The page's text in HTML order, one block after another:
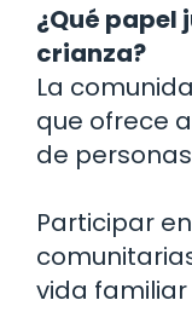
¿Qué papel
crianza?
La
que ofrece
de
Participar
vida